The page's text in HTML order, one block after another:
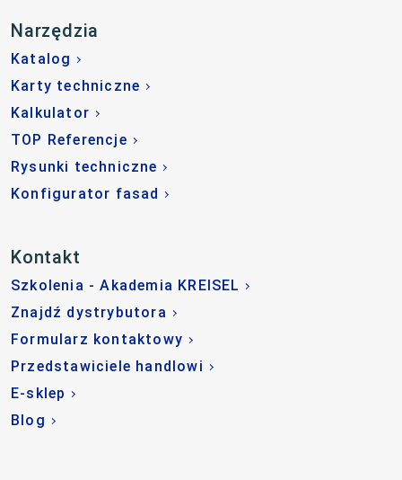
Narzędzia
Katalog
Karty techniczne
Kalkulator
TOP Referencje
Rysunki techniczne
Konfigurator fasad
Kontakt
Szkolenia - Akademia KREISEL
Znajdź dystrybutora
Formularz kontaktowy
Przedstawiciele handlowi
E-sklep
Blog